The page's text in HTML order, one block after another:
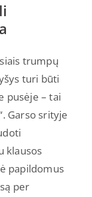
trumpų
turi būti
pusėje – tai
Garso srityje
klausos
papildomus
per